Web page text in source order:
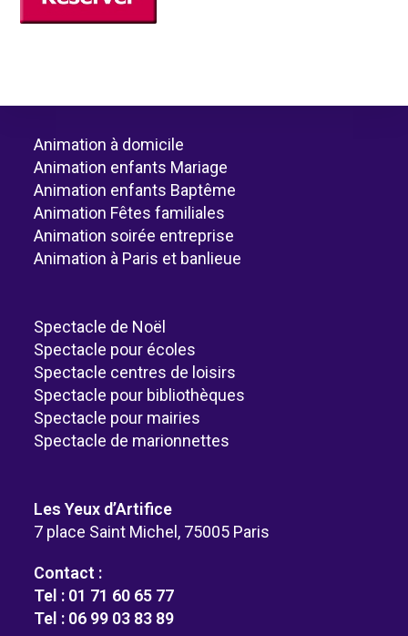
Animation à domicile
Animation enfants Mariage
Animation enfants Baptême
Animation Fêtes familiales
Animation soirée entreprise
Animation à Paris et banlieue
Spectacle de Noël
Spectacle pour écoles
Spectacle centres de loisirs
Spectacle pour bibliothèques
Spectacle pour mairies
Spectacle de marionnettes
Les Yeux d’Artifice
7 place Saint Michel, 75005 Paris
Contact :
Tel : 01 71 60 65 77
Tel : 06 99 03 83 89